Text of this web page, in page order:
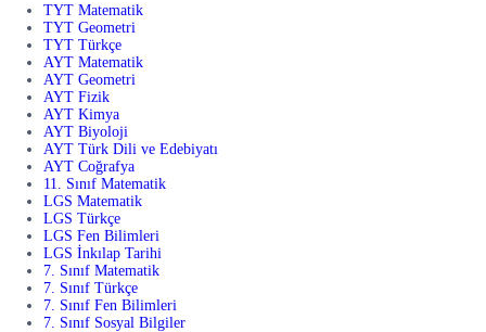
TYT Matematik
TYT Geometri
TYT Türkçe
AYT Matematik
AYT Geometri
AYT Fizik
AYT Kimya
AYT Biyoloji
AYT Türk Dili ve Edebiyatı
AYT Coğrafya
11. Sınıf Matematik
LGS Matematik
LGS Türkçe
LGS Fen Bilimleri
LGS İnkılap Tarihi
7. Sınıf Matematik
7. Sınıf Türkçe
7. Sınıf Fen Bilimleri
7. Sınıf Sosyal Bilgiler